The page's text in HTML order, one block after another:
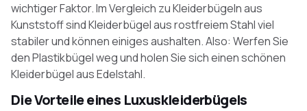
wichtiger Faktor. Im Vergleich zu Kleiderbügeln aus
Kunststoff sind Kleiderbügel aus rostfreiem Stahl viel
stabiler und können einiges aushalten. Also: Werfen Sie
den Plastikbügel weg und holen Sie sich einen schönen
Kleiderbügel aus Edelstahl.
Die Vorteile eines Luxuskleiderbügels